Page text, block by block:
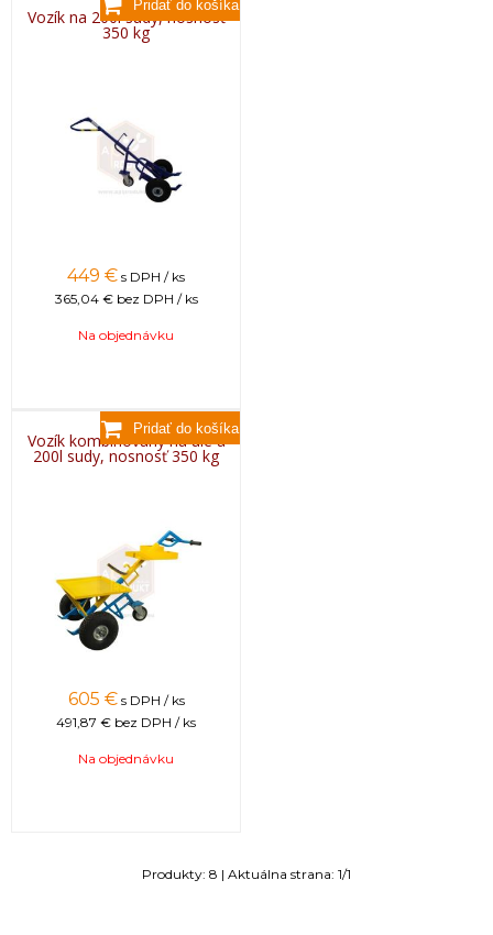
Vozík na 200l sudy, nosnosť
350 kg
449 € s DPH / ks
365,04 € bez DPH / ks
Na objednávku
Vozík kombinovaný na úle a
200l sudy, nosnosť 350 kg
605 € s DPH / ks
491,87 € bez DPH / ks
Na objednávku
Produkty: 8 | Aktuálna strana: 1/1